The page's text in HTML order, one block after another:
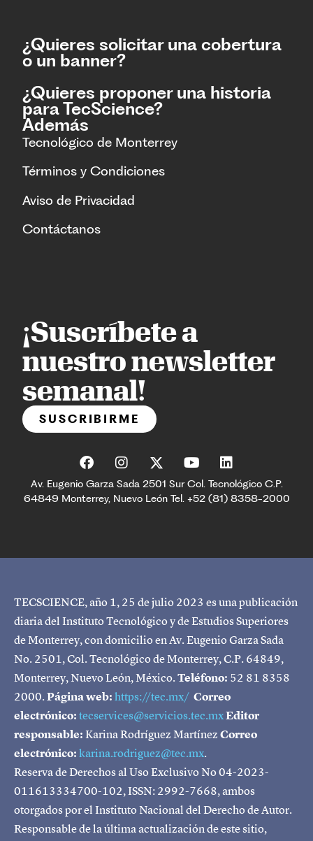
¿Quieres solicitar una cobertura
o un banner?
¿Quieres proponer una historia
para TecScience?
Además
Tecnológico de Monterrey
Términos y Condiciones
Aviso de Privacidad
Contáctanos
¡Suscríbete a
nuestro newsletter
semanal!
SUSCRIBIRME
Av. Eugenio Garza Sada 2501 Sur Col. Tecnológico C.P.
64849 Monterrey, Nuevo León Tel. +52 (81) 8358-2000
TECSCIENCE, año 1, 25 de julio 2023 es una publicación
diaria del Instituto Tecnológico y de Estudios Superiores
de Monterrey, con domicilio en Av. Eugenio Garza Sada
No. 2501, Col. Tecnológico de Monterrey, C.P. 64849,
Monterrey, Nuevo León, México.Teléfono: 52 81 8358
2000.Página web:https://tec.mx/ Correo
electrónico:tecservices@servicios.tec.mxEditor
responsable:Karina Rodríguez MartínezCorreo
electrónico:karina.rodriguez@tec.mx.
Reserva de Derechos al Uso Exclusivo No 04-2023-
011613334700-102, ISSN: 2992-7668, ambos
otorgados por el Instituto Nacional del Derecho de Autor.
Responsable de la última actualización de este sitio,